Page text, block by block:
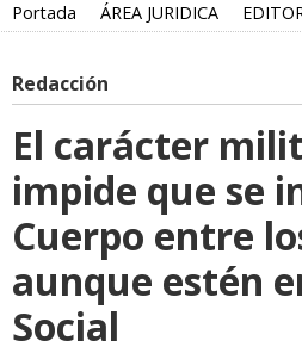
Portada ÁREA JURIDICA
Redacción
El carácter
impide que se
Cuerpo entre
aunque estén
Social